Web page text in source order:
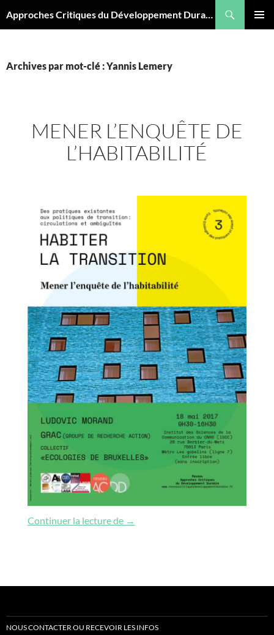
au
Approches Critiques du Développement Durable
Archives par mot-clé : Yannis Lemery
MENER L’ENQUÊTE DE
L’HABITABILITÉ
Continuer la lecture de Mener l’enquête de l’habitabilité
→
NOUS CONTACTER OU RECEVOIR LES INFOS